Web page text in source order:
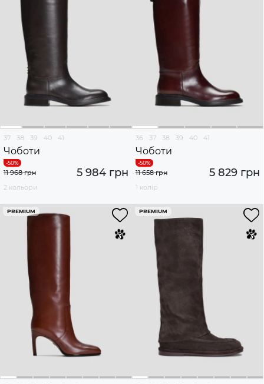
37 38 39 40 41
Чоботи
5 984 грн
11 968 грн
2 кольори
36 37 38 39 40 41
Чоботи
5 829 грн
11 658 грн
1 колір
PREMIUM PREMIUM